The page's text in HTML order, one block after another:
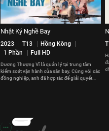
Nhật Ký Nghề Bay
2023 T13
Hồng Kông
1 Phần
Full HD
Dương Thượng Vĩ là quản lý tại trung tâm
kiểm soát vận hành của sân bay. Cùng với các
đồng nghiệp, anh đã hợp tác để giải quyết